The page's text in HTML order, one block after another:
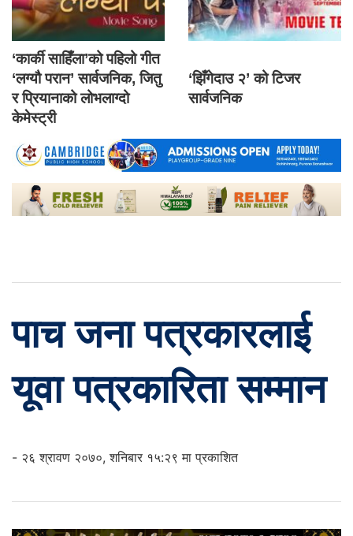
‘कार्की साहिँला’को पहिलो गीत
‘लग्यौ परान’ सार्वजनिक, जितु
र प्रियानाको लोभलाग्दो
केमेस्ट्री
‘झिँगेदाउ २’ को टिजर
सार्वजनिक
पाच जना पत्रकारलाई
यूवा पत्रकारिता सम्मान
- २६ श्रावण २०७०, शनिबार १५:२९ मा प्रकाशित